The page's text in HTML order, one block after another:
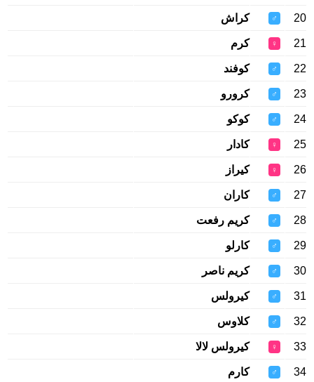
20
♂ كراش
21
♀ كرم
22
♂ كوفند
23
♂ كرورو
24
♂ كوكو
25
♀ كادار
26
♀ كيراز
27
♂ كاران
28
♂ كريم رفعت
29
♂ كارلو
30
♂ كريم ناصر
31
♂ كيرولس
32
♂ كلاوس
33
♀ كيرولس لالا
34
♂ كارم